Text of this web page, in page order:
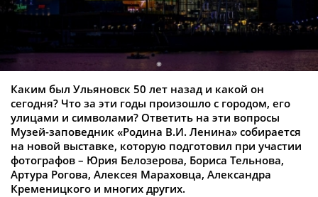
Каким был Ульяновск 50 лет назад и какой он
сегодня? Что за эти годы произошло с городом, его
улицами и символами? Ответить на эти вопросы
Музей-заповедник «Родина В.И. Ленина» собирается
на новой выставке, которую подготовил при участии
фотографов – Юрия Белозерова, Бориса Тельнова,
Артура Рогова, Алексея Мараховца, Александра
Кременицкого и многих других.